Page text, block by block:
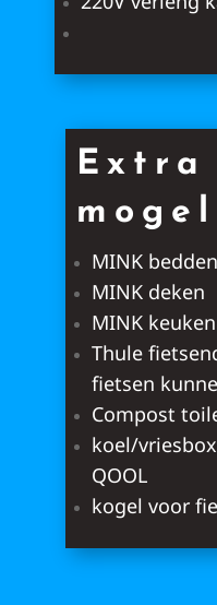
Extra
MINK
MINK deken
MINK
Thule
fietsen
Compost
koel/
QOOL
kogel voor